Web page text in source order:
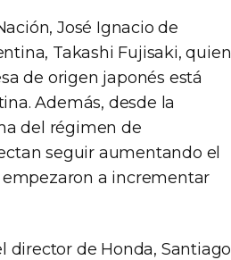
José Ignacio de
Takashi Fujisaki, quien
de origen japonés está
Además, desde la
del régimen de
seguir aumentando el
a incrementar
de Honda, Santiago